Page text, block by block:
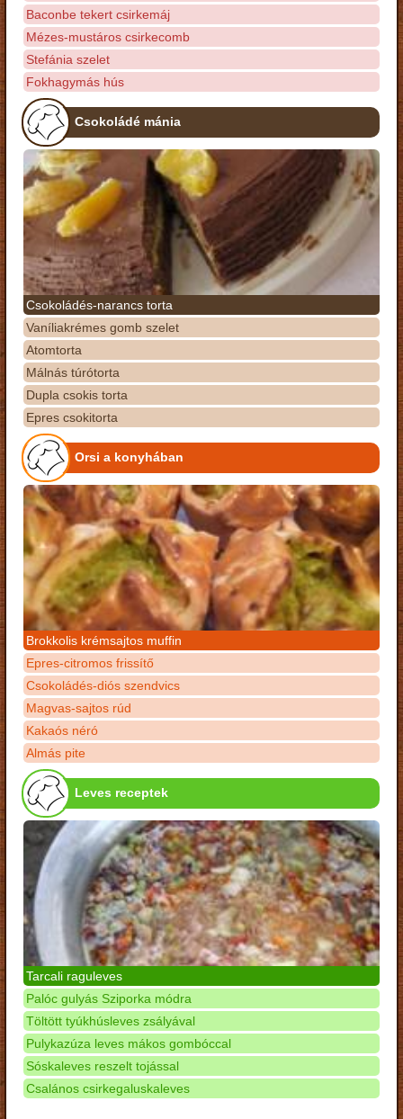
Baconbe tekert csirkemáj
Mézes-mustáros csirkecomb
Stefánia szelet
Fokhagymás hús
Csokoládé mánia
Csokoládés-narancs torta
Vaníliakrémes gomb szelet
Atomtorta
Málnás túrótorta
Dupla csokis torta
Epres csokitorta
Orsi a konyhában
Brokkolis krémsajtos muffin
Epres-citromos frissítő
Csokoládés-diós szendvics
Magvas-sajtos rúd
Kakaós néró
Almás pite
Leves receptek
Tarcali raguleves
Palóc gulyás Sziporka módra
Töltött tyúkhúsleves zsályával
Pulykazúza leves mákos gombóccal
Sóskaleves reszelt tojással
Csalános csirkegaluskaleves